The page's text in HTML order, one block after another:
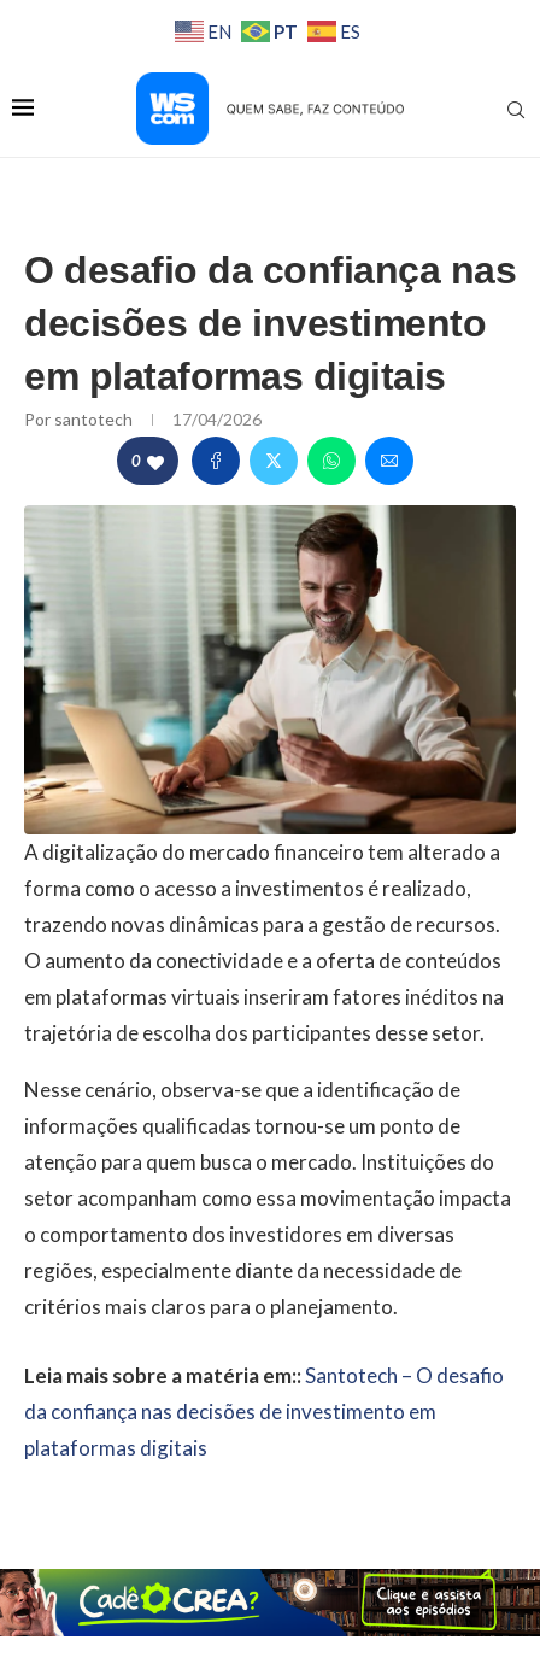
EN PT ES
O desafio da confiança nas
decisões de investimento
em plataformas digitais
Por santotech 17/04/2026
0
A digitalização do mercado financeiro tem alterado a
forma como o acesso a investimentos é realizado,
trazendo novas dinâmicas para a gestão de recursos.
O aumento da conectividade e a oferta de conteúdos
em plataformas virtuais inseriram fatores inéditos na
trajetória de escolha dos participantes desse setor.
Nesse cenário, observa-se que a identificação de
informações qualificadas tornou-se um ponto de
atenção para quem busca o mercado. Instituições do
setor acompanham como essa movimentação impacta
o comportamento dos investidores em diversas
regiões, especialmente diante da necessidade de
critérios mais claros para o planejamento.
Leia mais sobre a matéria em::Santotech – O desafio
da confiança nas decisões de investimento em
plataformas digitais